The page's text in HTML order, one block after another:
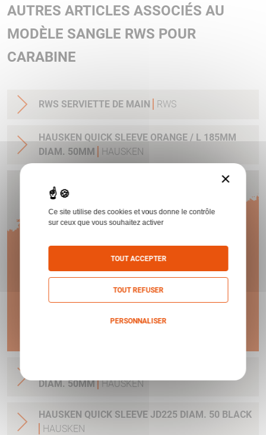
AUTRES ARTICLES ASSOCIÉS AU
MODÈLE SANGLE RWS POUR
CARABINE
RWS SERVIETTE DE MAIN RWS
HAUSKEN QUICK SLEEVE ORANGE / L 185MM
DIAM. 50MM
HAUSKEN
1 AN
DE GARANTIE !
En savoir plus
DIAM. 50MM HAUSKEN
HAUSKEN QUICK SLEEVE JD225 DIAM. 50 BLACK
HAUSKEN
×
Ce site utilise des cookies et vous donne le contrôle
sur ceux que vous souhaitez activer
TOUT ACCEPTER
TOUT REFUSER
PERSONNALISER